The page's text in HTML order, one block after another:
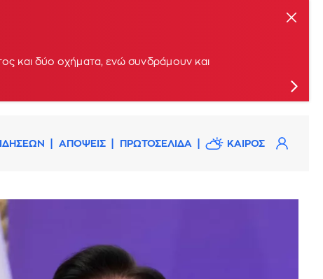
και δύο οχήματα, ενώ συνδράμουν και
ΑΠΟΨΕΙΣ ΠΡΩΤΟΣΕΛΙΔΑ ΚΑΙΡΟΣ